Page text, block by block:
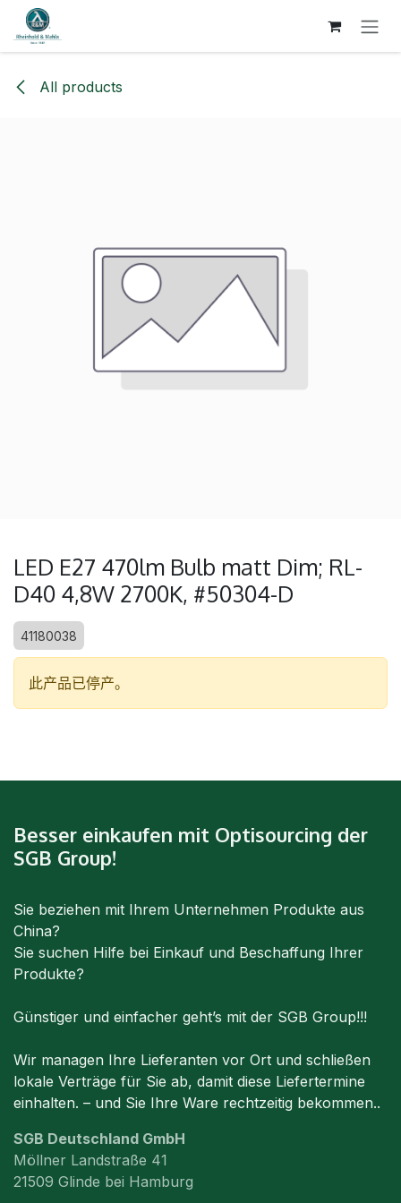
跳至内容
All products
LED E27 470lm Bulb matt Dim; RL-
D40 4,8W 2700K, #50304-D
41180038
此产品已停产。
Besser einkaufen mit Optisourcing der
SGB Group!
Sie beziehen mit Ihrem Unternehmen Produkte aus
China?
Sie suchen Hilfe bei Einkauf und Beschaffung Ihrer
Produkte?
Günstiger und einfacher geht’s mit der SGB Group!!!
Wir managen Ihre Lieferanten vor Ort und schließen
lokale Verträge für Sie ab, damit diese Liefertermine
einhalten. – und Sie Ihre Ware rechtzeitig bekommen..
SGB Deutschland GmbH
Möllner Landstraße 41
21509 Glinde bei Hamburg